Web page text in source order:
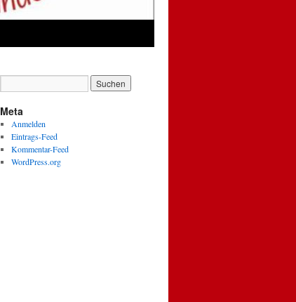
Meta
Anmelden
Eintrags-Feed
Kommentar-Feed
WordPress.org